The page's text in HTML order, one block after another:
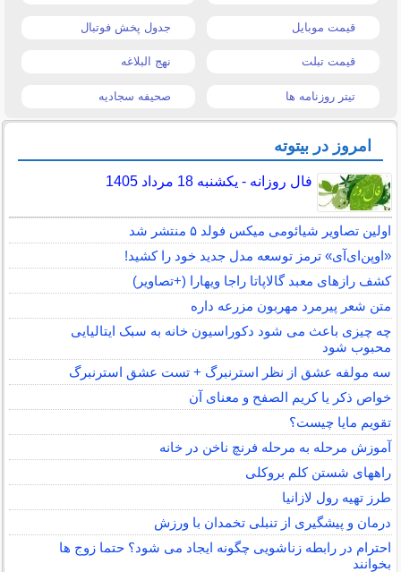
قیمت موبایل جدول پخش فوتبال
قیمت تبلت نهج البلاغه
تیتر روزنامه ها صحیفه سجادیه
امروز در بیتوته
فال روزانه - یکشنبه 18 مرداد 1405
اولین تصاویر شیائومی میکس فولد ۵ منتشر شد
«اوپن‌ای‌آی» ترمز توسعه مدل جدید خود را کشید!
کشف رازهای معبد گالاپاتا راجا ویهارا (+تصاویر)
متن شعر پیرمرد مهربون مزرعه داره
چه چیزی باعث می شود دکوراسیون خانه به سبک ایتالیایی
محبوب شود
سه مولفه عشق از نظر استرنبرگ + تست عشق استرنبرگ
خواص ذکر یا کریم الصفح و معنای آن
تقویم مایا چیست؟
آموزش مرحله به مرحله فرنچ ناخن در خانه
راههای شستن کلم بروکلی
طرز تهیه رول لازانیا
درمان و پیشگیری از تنبلی تخمدان با ورزش
احترام در رابطه زناشویی چگونه ایجاد می شود؟ حتما زوج ها
بخوانند